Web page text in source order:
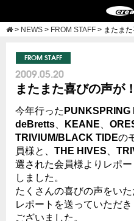
> NEWS > FROM STAFF > またま
FROM STAFF
2009.05.20
またまた喜びの声が
今年行った
deBretts
KEANE
TRIVIUM/BLACK TIDEの
員様と、 THE HIVES
選された会員様よりレポ
しました。
たくさんの喜びの声をいた
レポートを送っていただ
ございました。